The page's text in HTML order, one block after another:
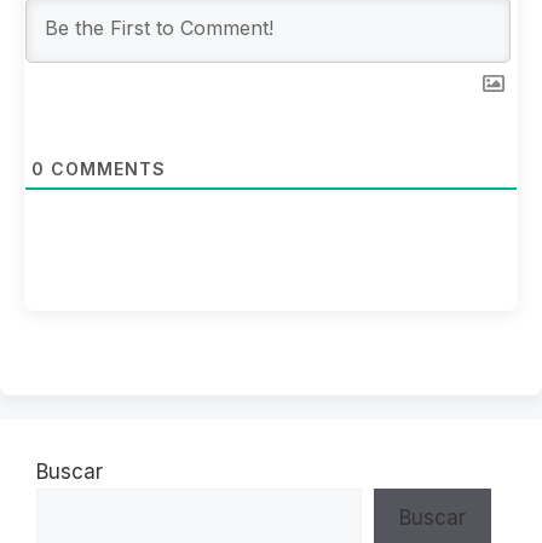
0 COMMENTS
Buscar
Buscar